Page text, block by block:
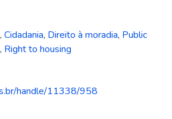
, Cidadania, Direito à moradia, Public
, Right to housing
handle/11338/958